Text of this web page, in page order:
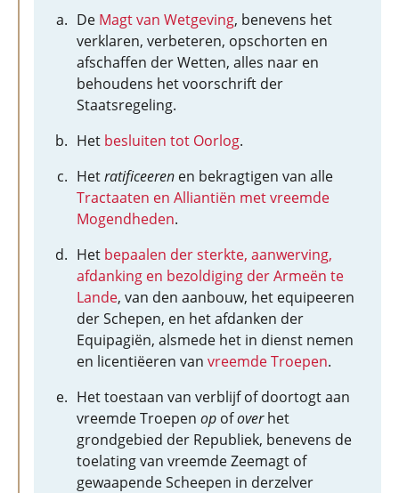
De Magt van Wetgeving, benevens het
verklaren, verbeteren, opschorten en
afschaffen der Wetten, alles naar en
behoudens het voorschrift der
Staatsregeling.
Het besluiten tot Oorlog.
Hetratificeeren en bekragtigen van alle
Tractaaten en Alliantiën met vreemde
Mogendheden.
Het bepaalen der sterkte, aanwerving,
afdanking en bezoldiging der Armeën te
Lande, van den aanbouw, het equipeeren
der Schepen, en het afdanken der
Equipagiën, alsmede het in dienst nemen
en licentiëeren van vreemde Troepen.
Het toestaan van verblijf of doortogt aan
vreemde Troepen op ofoverhet
grondgebied der Republiek, benevens de
toelating van vreemde Zeemagt of
gewaapende Scheepen in derzelver